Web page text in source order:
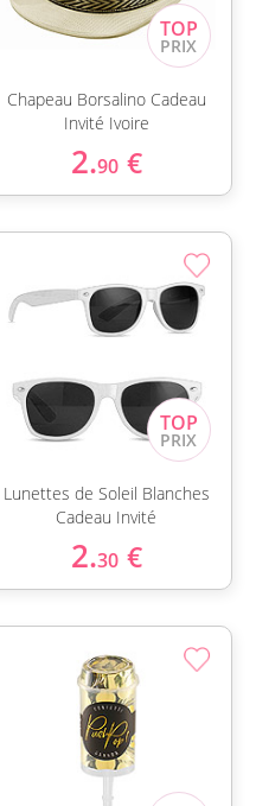
Chapeau Borsalino Cadeau
Invité Ivoire
2.90 €
Lunettes de Soleil Blanches
Cadeau Invité
2.30 €